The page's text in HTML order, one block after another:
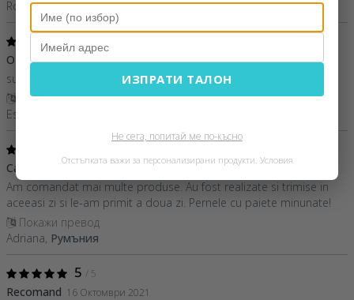
Roxi,Румъния
O achizitie reusita 21 Март 2022
sunt foarte multumita de produse,cu adevarat profesionisti
Покажи превод
Esters,
Calitate si promptitudine 08 Декември 2021
Am comandat mai multe produse. Au fost realizate si trimise in
aceeasi zi si le-am primit a doua zi. Pernele cu paiete minunate!
Покажи превод
Adriana, Румъния
5 / 5
Recomand 16 Октомври 2021
ИЗПРАТИ ТАЛОН
Не сега, попитай ме по-късно
Отстъпката важи за персонализирани продукти. Условия